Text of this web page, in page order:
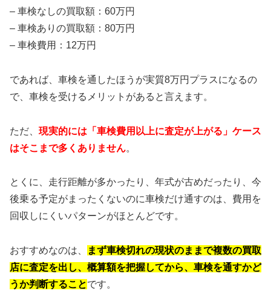
– 車検なしの買取額：60万円
– 車検ありの買取額：80万円
– 車検費用：12万円
であれば、車検を通したほうが実質8万円プラスになるの
で、車検を受けるメリットがあると言えます。
ただ、 現実的には「車検費用以上に査定が上がる」ケース
はそこまで多くありません。
とくに、走行距離が多かったり、年式が古めだったり、今
後乗る予定がまったくないのに車検だけ通すのは、費用を
回収しにくいパターンがほとんどです。
おすすめなのは、
まず車検切れの現状のままで複数の買取
店に査定を出し、概算額を把握してから、車検を通すかど
うか判断することです。